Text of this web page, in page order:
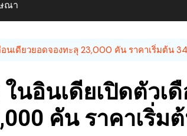
ณา
อนเดียวยอดจองทะลุ 23,000 คัน ราคาเริ่มต้น
นอินเดียเปิดตัวเ
คัน ราคาเริ่ม